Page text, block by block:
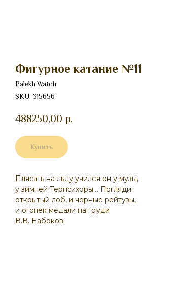
Фигурное катание №11
Palekh Watch
SKU: 315656
488250,00 р.
Купить
Плясать на льду учился он у музы,
у зимней Терпсихоры… Погляди:
открытый лоб, и черные рейтузы,
и огонек медали на груди
В.В. Набоков